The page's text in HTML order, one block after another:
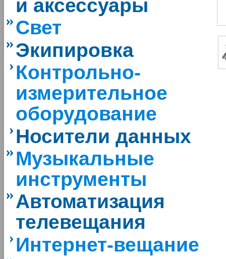
и аксессуары
Свет
Экипировка
Контрольно-
измерительное
оборудование
Носители данных
Музыкальные
инструменты
Автоматизация
телевещания
Интернет-вещание